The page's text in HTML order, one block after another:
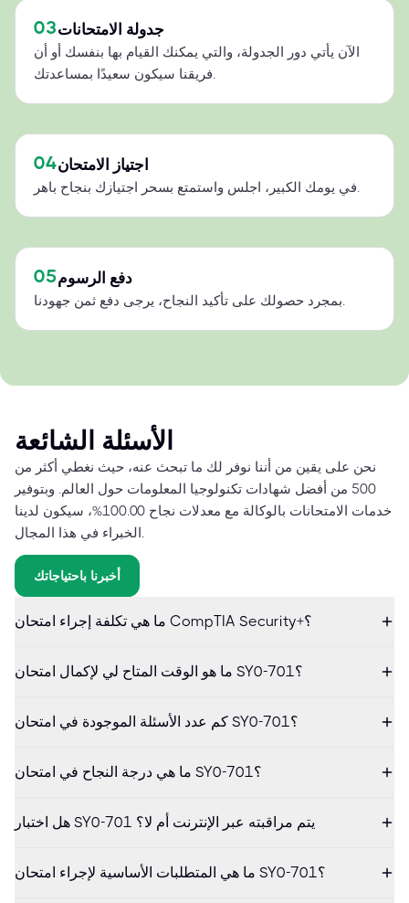
03جدولة الامتحانات
الآن يأتي دور الجدولة، والتي يمكنك القيام بها بنفسك أو أن
فريقنا سيكون سعيدًا بمساعدتك.
04اجتياز الامتحان
في يومك الكبير، اجلس واستمتع بسحر اجتيازك بنجاح باهر.
05دفع الرسوم
بمجرد حصولك على تأكيد النجاح، يرجى دفع ثمن جهودنا.
الأسئلة الشائعة
نحن على يقين من أننا نوفر لك ما تبحث عنه، حيث نغطي أكثر من
500 من أفضل شهادات تكنولوجيا المعلومات حول العالم. وبتوفير
خدمات الامتحانات بالوكالة مع معدلات نجاح 100.00%، سيكون لدينا
الخبراء في هذا المجال.
أخبرنا باحتياجاتك
ما هي تكلفة إجراء امتحان CompTIA Security+؟
ما هو الوقت المتاح لي لإكمال امتحان SY0-701؟
كم عدد الأسئلة الموجودة في امتحان SY0-701؟
ما هي درجة النجاح في امتحان SY0-701؟
هل اختبار SY0-701 يتم مراقبته عبر الإنترنت أم لا؟
ما هي المتطلبات الأساسية لإجراء امتحان SY0-701؟